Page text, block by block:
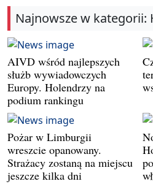
Najnowsze w kategorii:
AIVD wśród najlepszych
służb wywiadowczych
Europy. Holendrzy na
podium rankingu
Pożar w Limburgii
wreszcie opanowany.
Strażacy zostaną na miejscu
jeszcze kilka dni